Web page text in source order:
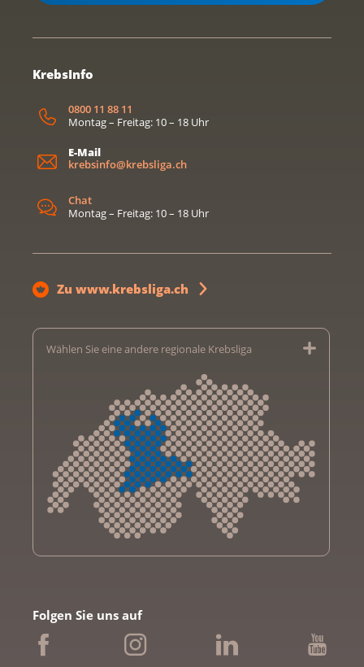
KrebsInfo
0800 11 88 11
Montag – Freitag: 10 – 18 Uhr
E-Mail
krebsinfo@krebsliga.ch
Chat
Montag – Freitag: 10 – 18 Uhr
Zu www.krebsliga.ch
Wählen Sie eine andere regionale Krebsliga
Krebsliga Bern
Krebsliga Freiburg
Folgen Sie uns auf